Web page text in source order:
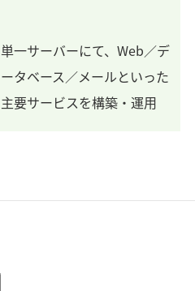
単一サーバーにて、Web／デ
ータベース／メールといった
主要サービスを構築・運用